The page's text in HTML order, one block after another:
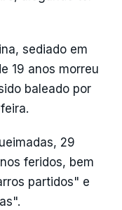
sediado em
19 anos morreu
baleado por
29
feridos, bem
partidos" e